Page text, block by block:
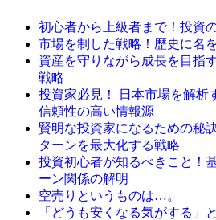
初心者から上級者まで！投資
市場を制した戦略！歴史に名
資産を守りながら成長を目指
戦略
投資家必見！ 日本市場を解析
信頼性の高い情報源
賢明な投資家になるための秘
ターンを最大化する戦略
投資初心者が知るべきこと！
ーン関係の解明
空売りというものは…。
「どうも安くなる気がする」